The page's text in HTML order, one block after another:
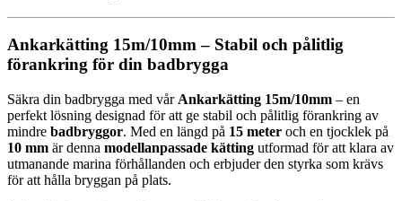
Ankarkätting 15m/10mm – Stabil och pålitlig
förankring för din badbrygga
Säkra din badbrygga med vår Ankarkätting 15m/10mm – en
perfekt lösning designad för att ge stabil och pålitlig förankring av
mindre badbryggor. Med en längd på 15 meter och en tjocklek på
10 mm är denna modellanpassade kätting utformad för att klara av
utmanande marina förhållanden och erbjuder den styrka som krävs
för att hålla bryggan på plats.